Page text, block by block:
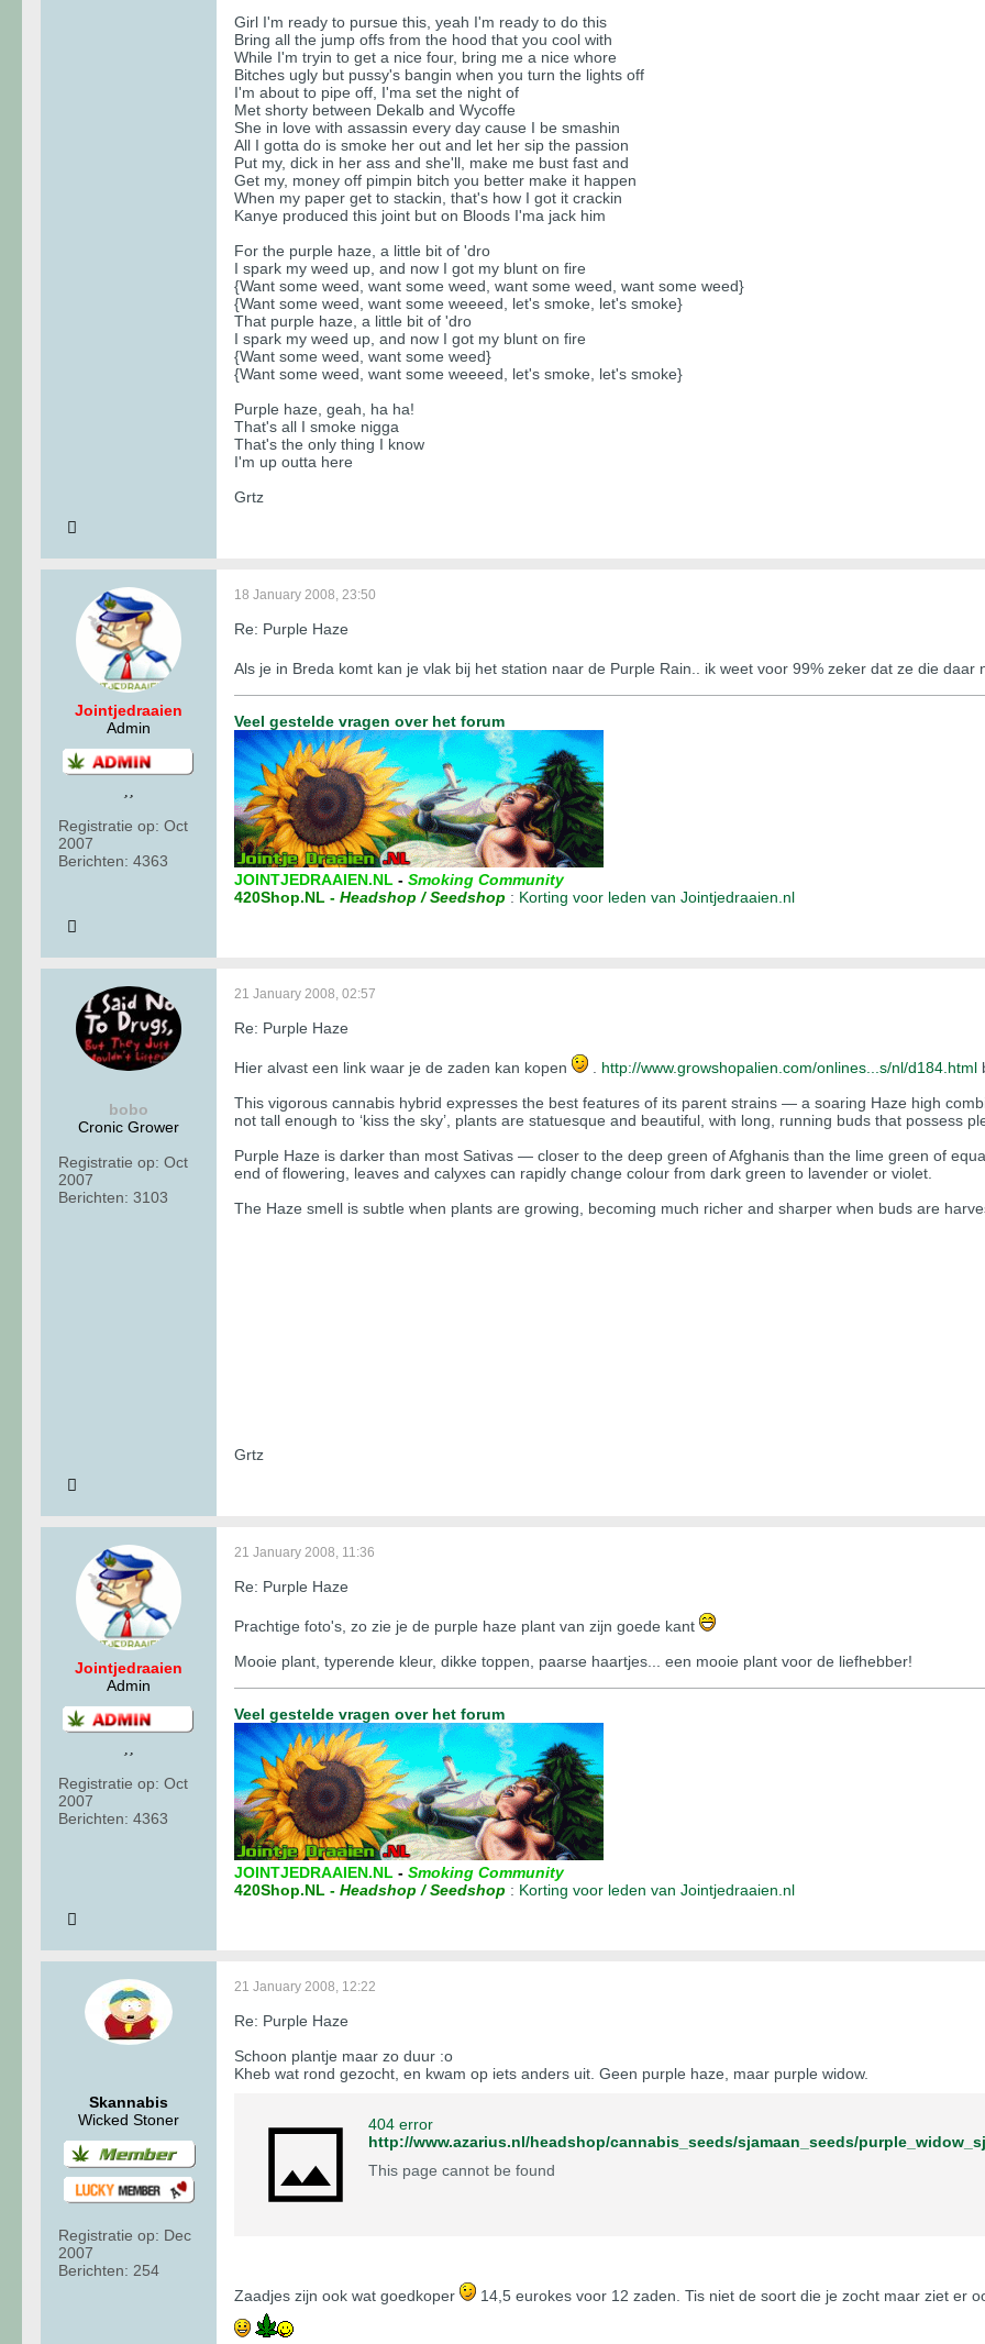
Girl I'm ready to pursue this, yeah I'm ready to do this
Bring all the jump offs from the hood that you cool with
While I'm tryin to get a nice four, bring me a nice whore
Bitches ugly but pussy's bangin when you turn the lights off
I'm about to pipe off, I'ma set the night of
Met shorty between Dekalb and Wycoffe
She in love with assassin every day cause I be smashin
All I gotta do is smoke her out and let her sip the passion
Put my, dick in her ass and she'll, make me bust fast and
Get my, money off pimpin bitch you better make it happen
When my paper get to stackin, that's how I got it crackin
Kanye produced this joint but on Bloods I'ma jack him
For the purple haze, a little bit of 'dro
I spark my weed up, and now I got my blunt on fire
{Want some weed, want some weed, want some weed, want some weed}
{Want some weed, want some weeeed, let's smoke, let's smoke}
That purple haze, a little bit of 'dro
I spark my weed up, and now I got my blunt on fire
{Want some weed, want some weed}
{Want some weed, want some weeeed, let's smoke, let's smoke}
Purple haze, geah, ha ha!
That's all I smoke nigga
That's the only thing I know
I'm up outta here
Grtz
Jointjedraaien
Admin
Registratie op: Oct
2007
Berichten: 4363
18 January 2008, 23:50
Re: Purple Haze
Als je in Breda komt kan je vlak bij het station naar de Purple Rain.. ik weet voor 99% zeker dat ze die daar
Veel gestelde vragen over het forum
JOINTJEDRAAIEN.NL - Smoking Community
420Shop.NL - Headshop / Seedshop : Korting voor leden van Jointjedraaien.nl
bobo
Cronic Grower
Registratie op: Oct
2007
Berichten: 3103
21 January 2008, 02:57
Re: Purple Haze
Hier alvast een link waar je de zaden kan kopen http://www.growshopalien.com/onlines...s/nl/d184.html
This vigorous cannabis hybrid expresses the best features of its parent strains — a soaring Haze high
not tall enough to ‘kiss the sky’, plants are statuesque and beautiful, with long, running buds that possess
Purple Haze is darker than most Sativas — closer to the deep green of Afghanis than the lime green of
end of flowering, leaves and calyxes can rapidly change colour from dark green to lavender or violet.
The Haze smell is subtle when plants are growing, becoming much richer and sharper when buds are
Grtz
Jointjedraaien
Admin
Registratie op: Oct
2007
Berichten: 4363
21 January 2008, 11:36
Re: Purple Haze
Prachtige foto's, zo zie je de purple haze plant van zijn goede kant
Mooie plant, typerende kleur, dikke toppen, paarse haartjes... een mooie plant voor de liefhebber!
Veel gestelde vragen over het forum
JOINTJEDRAAIEN.NL - Smoking Community
420Shop.NL - Headshop / Seedshop : Korting voor leden van Jointjedraaien.nl
Skannabis
Wicked Stoner
Registratie op: Dec
2007
Berichten: 254
21 January 2008, 12:22
Re: Purple Haze
Schoon plantje maar zo duur :o
Kheb wat rond gezocht, en kwam op iets anders uit. Geen purple haze, maar purple widow.
404 error
http://www.azarius.nl/headshop/cannabis_seeds/sjamaan_seeds/
This page cannot be found
Zaadjes zijn ook wat goedkoper 14,5 eurokes voor 12 zaden. Tis niet de soort die je zocht maar ziet er